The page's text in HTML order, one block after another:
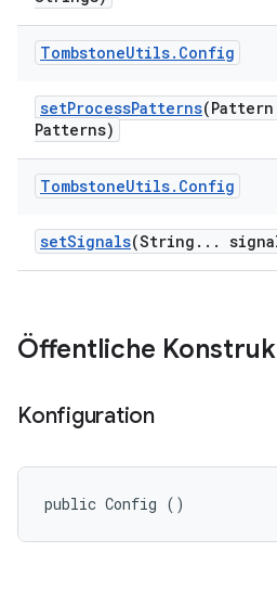
TombstoneUtils. Config
setProcessPatterns(Pattern
Patterns)
TombstoneUtils. Config
setSignals(String . . .
Öffentliche
Konfiguration
public Config ()